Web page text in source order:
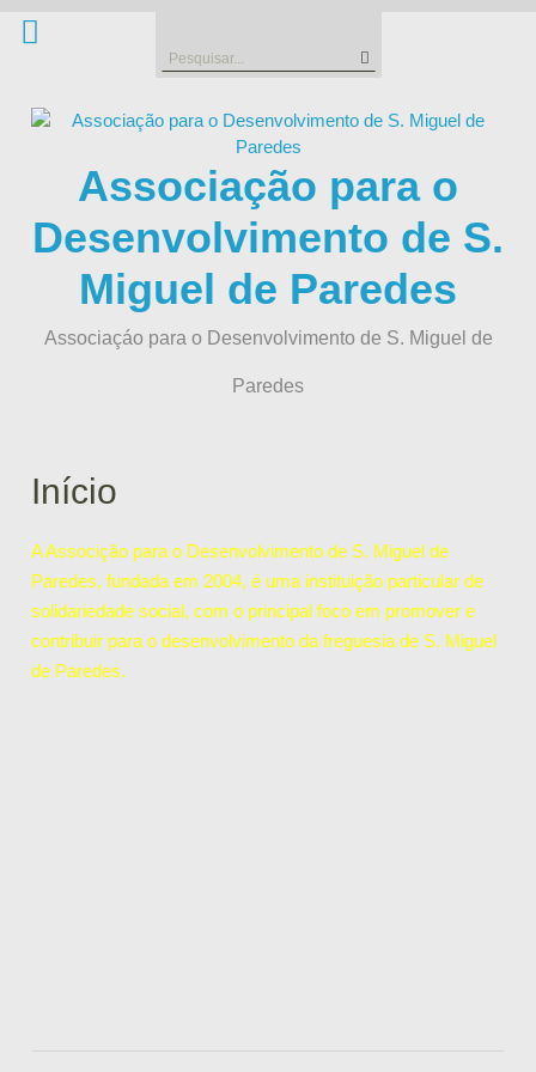
Search
Associação para o
Desenvolvimento de S.
Miguel de Paredes
Associaçáo para o Desenvolvimento de S. Miguel de
Paredes
Início
A Associção para o Desenvolvimento de S. Miguel de
Paredes, fundada em 2004, é uma instituição particular de
solidariedade social, com o principal foco em promover e
contribuir para o desenvolvimento da freguesia de S. Miguel
de Paredes.